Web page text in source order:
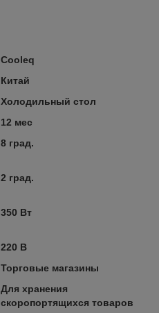
Cooleq
Китай
Холодильный стол
12 мес
8 град.
2 град.
350 Вт
220 В
Торговые магазины
Для хранения
скоропортящихся товаров